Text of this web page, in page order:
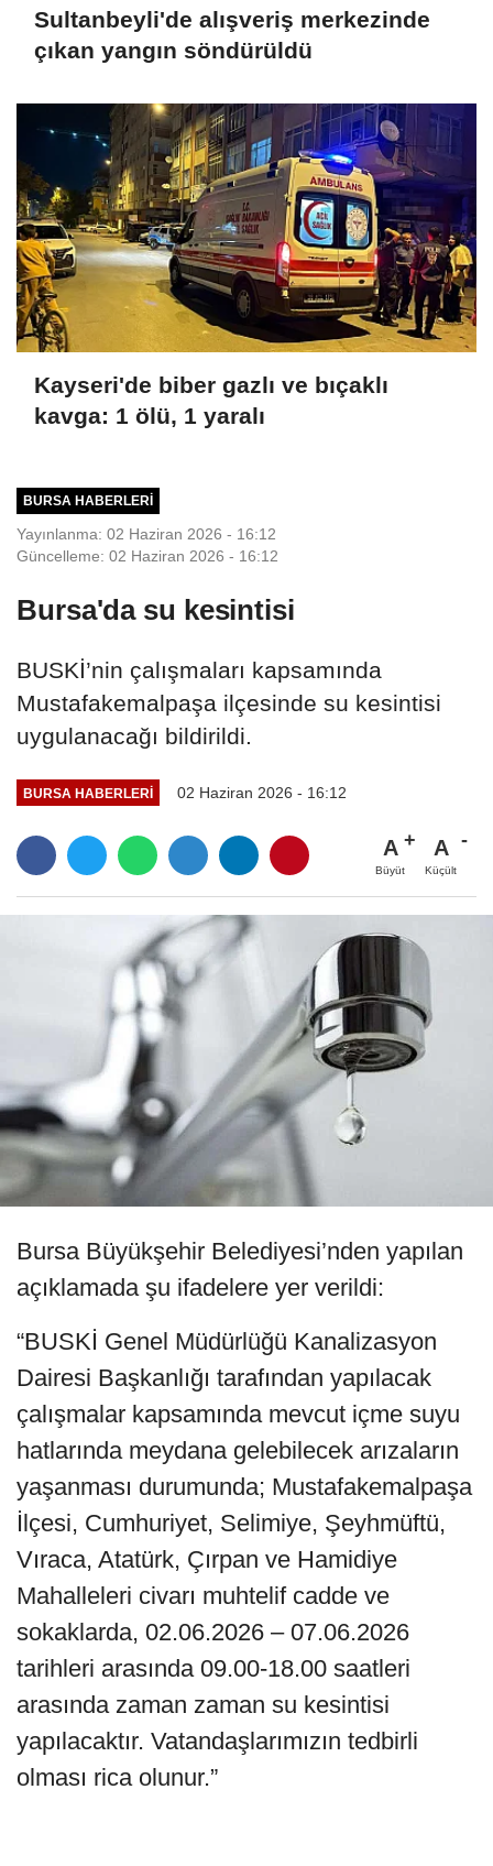
Sultanbeyli'de alışveriş merkezinde
çıkan yangın söndürüldü
Kayseri'de biber gazlı ve bıçaklı
kavga: 1 ölü, 1 yaralı
BURSA HABERLERI
Yayınlanma: 02 Haziran 2026 - 16:12
Güncelleme: 02 Haziran 2026 - 16:12
Bursa'da su kesintisi
BUSKİ’nin çalışmaları kapsamında
Mustafakemalpaşa ilçesinde su kesintisi
uygulanacağı bildirildi.
BURSA HABERLERI 02 Haziran 2026 - 16:12
A
Büyüt
A
Küçült
Bursa Büyükşehir Belediyesi’nden yapılan
açıklamada şu ifadelere yer verildi:
“BUSKİ Genel Müdürlüğü Kanalizasyon
Dairesi Başkanlığı tarafından yapılacak
çalışmalar kapsamında mevcut içme suyu
hatlarında meydana gelebilecek arızaların
yaşanması durumunda; Mustafakemalpaşa
İlçesi, Cumhuriyet, Selimiye, Şeyhmüftü,
Vıraca, Atatürk, Çırpan ve Hamidiye
Mahalleleri civarı muhtelif cadde ve
sokaklarda, 02.06.2026 – 07.06.2026
tarihleri arasında 09.00-18.00 saatleri
arasında zaman zaman su kesintisi
yapılacaktır. Vatandaşlarımızın tedbirli
olması rica olunur.”